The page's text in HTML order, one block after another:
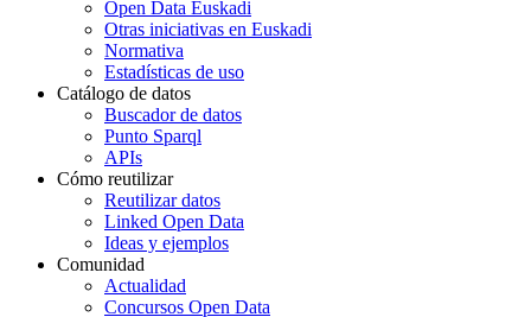
Open Data Euskadi
Otras iniciativas en Euskadi
Normativa
Estadísticas de uso
Catálogo de datos
Buscador de datos
Punto Sparql
APIs
Cómo reutilizar
Reutilizar datos
Linked Open Data
Ideas y ejemplos
Comunidad
Actualidad
Concursos Open Data